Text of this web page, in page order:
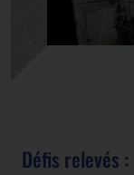
Défis relevés :